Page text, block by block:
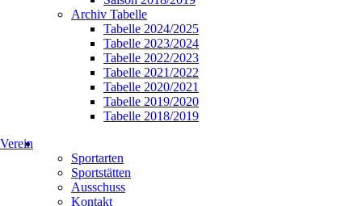
Archiv Tabelle
Tabelle 2024/2025
Tabelle 2023/2024
Tabelle 2022/2023
Tabelle 2021/2022
Tabelle 2020/2021
Tabelle 2019/2020
Tabelle 2018/2019
Verein
Sportarten
Sportstätten
Ausschuss
Kontakt